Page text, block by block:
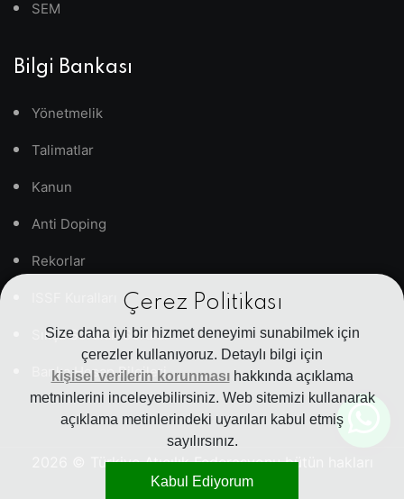
Çerez Politikası
Size daha iyi bir hizmet deneyimi sunabilmek için
çerezler kullanıyoruz. Detaylı bilgi için
kişisel verilerin korunmasıhakkında açıklama
metninlerini inceleyebilirsiniz. Web sitemizi kullanarak
açıklama metinlerindeki uyarıları kabul etmiş
sayılırsınız.
Kabul Ediyorum
SEM
Bilgi Bankası
Yönetmelik
Talimatlar
Kanun
Anti Doping
Rekorlar
Sıkça Sorulan Sorular
Banka Hesap Bilgileri
© Türkiye Atıcılık Federasyonu bütün hakları
saklıdır.